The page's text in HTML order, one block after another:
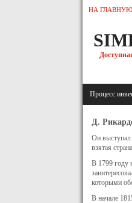
НА ГЛАВНУЮ
Процесс
Д.
Он выступал
взятая
В 1799 году
которыми
В начале